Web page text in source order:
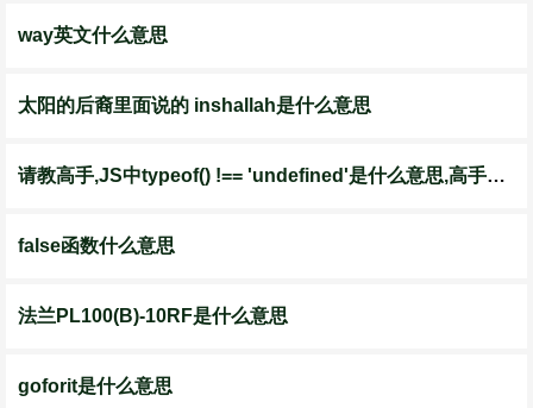
way英文什么意思
太阳的后裔里面说的 inshallah是什么意思
请教高手,JS中typeof() !== 'undefined'是什么意思,高手能说一下吗...
false函数什么意思
法兰PL100(B)-10RF是什么意思
goforit是什么意思